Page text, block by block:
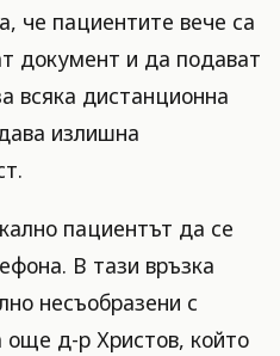
че пациентите вече са
документ и да подават
всяка дистанционна
излишна
пациентът да се
В тази връзка
несъобразени с
още д-р Христов, който